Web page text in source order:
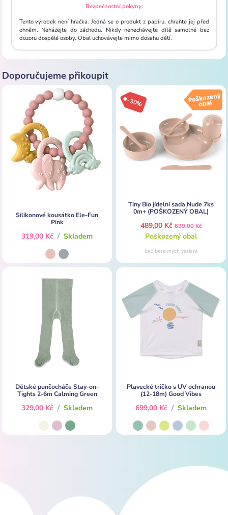
Bezpečnostní pokyny:
Tento výrobek není hračka. Jedná se o produkt z papíru, chraňte jej před
ohněm. Neházejte do záchodu. Nikdy nenechávejte dítě samotné bez
dozoru dospělé osoby. Obal uchovávejte mimo dosahu dětí.
Doporučujeme přikoupit
Silikonové kousátko Ele-Fun
Pink
319,00 Kč / Skladem
-30%
Tiny Bio jídelní sada Nude 7ks
0m+ (POŠKOZENÝ OBAL)
489,00 Kč 699,00 Kč
Poškozený obal
bez barevných variant
Dětské punčocháče Stay-on-
Tights 2-6m Calming Green
329,00 Kč / Skladem
Plavecké tričko s UV ochranou
(12-18m) Good Vibes
699,00 Kč / Skladem